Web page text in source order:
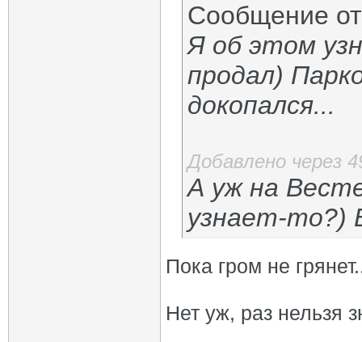
Сообщение
Я об этом
продал)
докопался...
Добавлено через
А уж на
узнает-то?)
Пока гром не
Нет уж, раз нельзя